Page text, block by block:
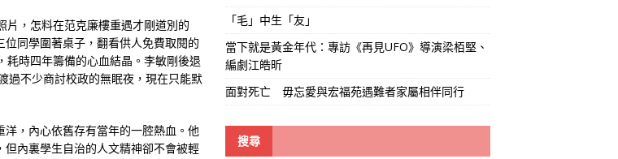
，怎料在范克廉樓重遇才剛道別的
同學圍著桌子，翻看供人免費取閱的
耗時四年籌備的心血結晶。李敏剛後退
過不少商討校政的無眠夜，現在只能默
，內心依舊存有當年的一腔熱血。他
內裏學生自治的人文精神卻不會被輕
「毛」中生「友」
當下就是黃金年代：專訪《再見UFO》導演梁栢堅、
編劇江皓昕
面對死亡 毋忘愛與宏福苑遇難者家屬相伴同行
搜尋